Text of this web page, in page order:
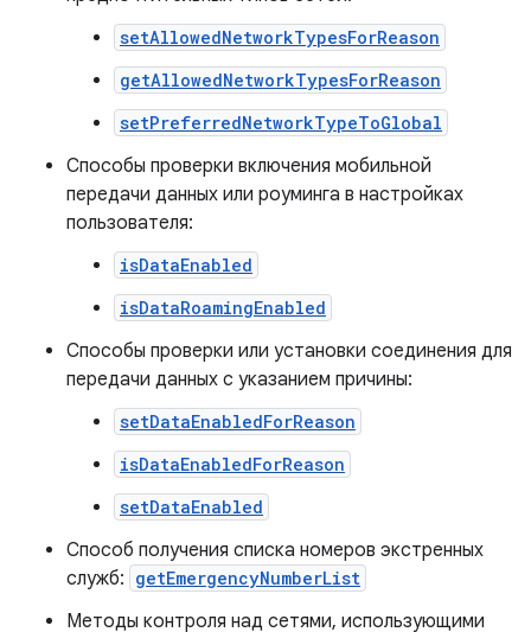
setAllowedNetworkTypesForReason
getAllowedNetworkTypesForReason
setPreferredNetworkTypeToGlobal
Способы проверки включения мобильной
передачи данных или роуминга в настройках
пользователя:
isDataEnabled
isDataRoamingEnabled
Способы проверки или установки соединения для
передачи данных с указанием причины:
setDataEnabledForReason
isDataEnabledForReason
setDataEnabled
Способ получения списка номеров экстренных
служб: getEmergencyNumberList
Методы контроля над сетями, использующими